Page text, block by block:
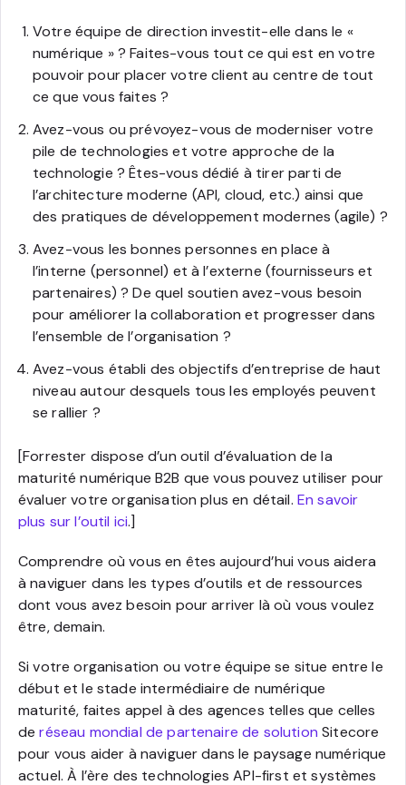
Votre équipe de direction investit-elle dans le «
numérique » ? Faites-vous tout ce qui est en votre
pouvoir pour placer votre client au centre de tout
ce que vous faites ?
Avez-vous ou prévoyez-vous de moderniser votre
pile de technologies et votre approche de la
technologie ? Êtes-vous dédié à tirer parti de
l’architecture moderne (API, cloud, etc.) ainsi que
des pratiques de développement modernes (agile) ?
Avez-vous les bonnes personnes en place à
l’interne (personnel) et à l’externe (fournisseurs et
partenaires) ? De quel soutien avez-vous besoin
pour améliorer la collaboration et progresser dans
l’ensemble de l’organisation ?
Avez-vous établi des objectifs d’entreprise de haut
niveau autour desquels tous les employés peuvent
se rallier ?
[Forrester dispose d’un outil d’évaluation de la
maturité numérique B2B que vous pouvez utiliser pour
évaluer votre organisation plus en détail. En savoir
plus sur l’outil ici.]
Comprendre où vous en êtes aujourd’hui vous aidera
à naviguer dans les types d’outils et de ressources
dont vous avez besoin pour arriver là où vous voulez
être, demain.
Si votre organisation ou votre équipe se situe entre le
début et le stade intermédiaire de numérique
maturité, faites appel à des agences telles que celles
deréseau mondial de partenaire de solution Sitecore
pour vous aider à naviguer dans le paysage numérique
actuel. À l’ère des technologies API-first et systèmes